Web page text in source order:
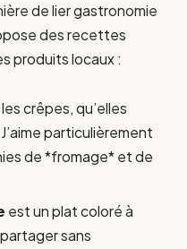
de lier gastronomie
des recettes
produits locaux :
crêpes, qu’elles
particulièrement
de *fromage* et de
est un plat coloré à
sans